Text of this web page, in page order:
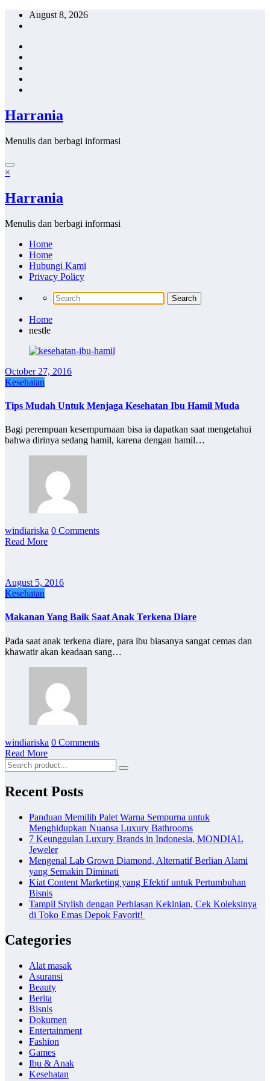
Skip
August 8, 2026
Harrania
Menulis dan berbagi informasi
×
Harrania
Menulis dan berbagi informasi
Home
Home
Hubungi Kami
Privacy Policy
Home
nestle
October 27, 2016
Kesehatan
Tips Mudah Untuk Menjaga Kesehatan Ibu Hamil Muda
Bagi perempuan kesempurnaan bisa ia dapatkan saat mengetahui
bahwa dirinya sedang hamil, karena dengan hamil…
windiariska 0 Comments
Read More
August 5, 2016
Kesehatan
Makanan Yang Baik Saat Anak Terkena Diare
Pada saat anak terkena diare, para ibu biasanya sangat cemas dan
khawatir akan keadaan sang…
windiariska 0 Comments
Read More
Recent Posts
Panduan Memilih Palet Warna Sempurna untuk
Menghidupkan Nuansa Luxury Bathrooms
7 Keunggulan Luxury Brands in Indonesia, MONDIAL
Jeweler
Mengenal Lab Grown Diamond, Alternatif Berlian Alami
yang Semakin Diminati
Kiat Content Marketing yang Efektif untuk Pertumbuhan
Bisnis
Tampil Stylish dengan Perhiasan Kekinian, Cek Koleksinya
di Toko Emas Depok Favorit!
Categories
Alat masak
Asuransi
Beauty
Berita
Bisnis
Dokumen
Entertainment
Fashion
Games
Ibu & Anak
Kesehatan